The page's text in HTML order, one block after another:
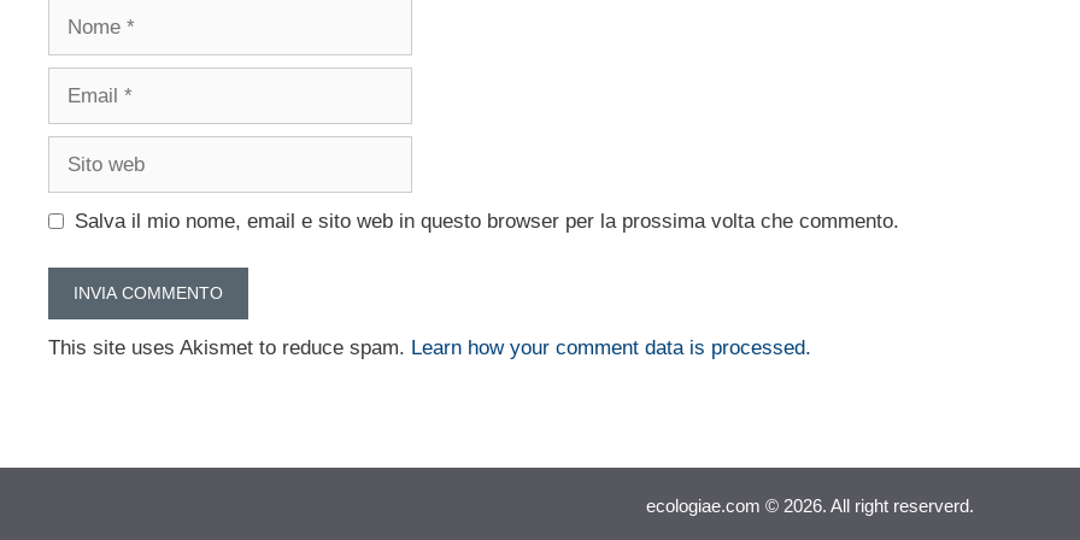
Nome
Email
Sito
Salva il mio nome, email e sito web in questo browser per la prossima volta che commento.
This site uses Akismet to reduce spam. Learn how your comment data is processed.
ecologiae.com © 2026. All right reserverd.